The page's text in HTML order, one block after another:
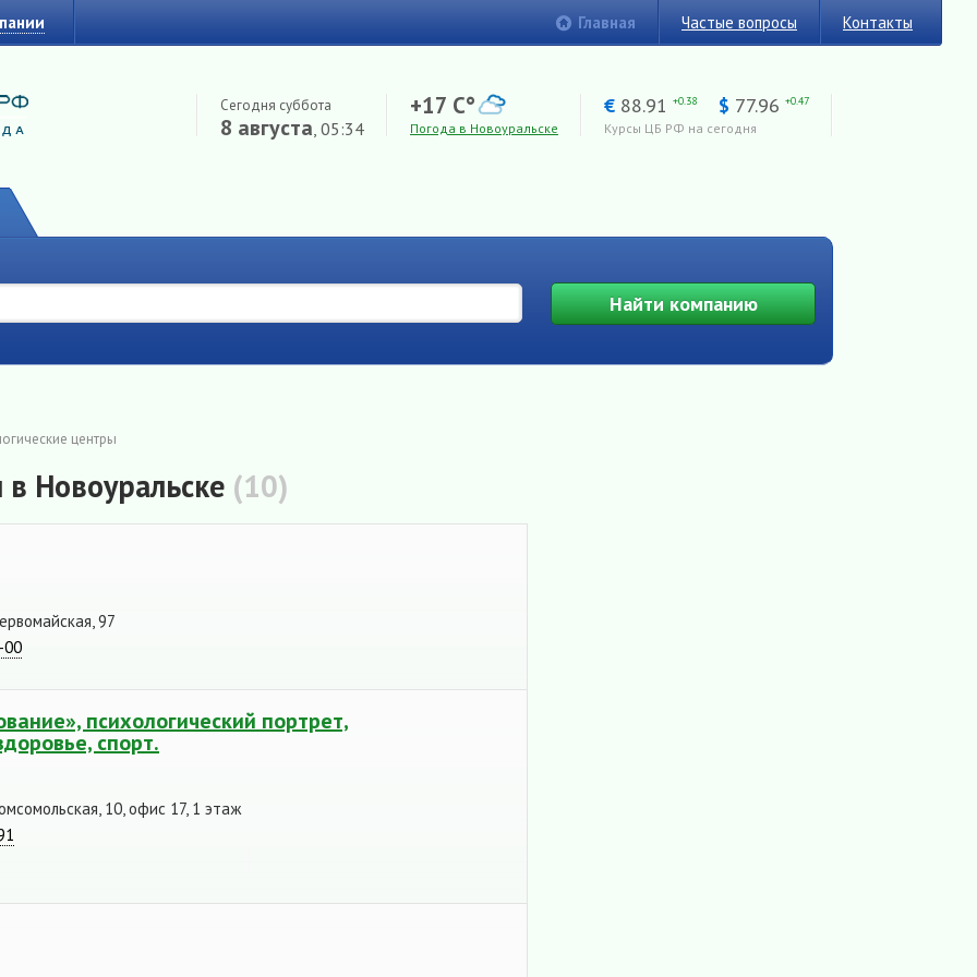
Главная Частые вопросы Контакты
Сегодня суббота
8 августа, 05:34
+17 C°
Погода в Новоуральске
€ 88.91 +0.38 $ 77.96 +0.47
Курсы ЦБ РФ на сегодня
Найтикомпанию
центры
Новоуральске (10)
97
00
психологический портрет,
спорт.
10, офис 17, 1 этаж